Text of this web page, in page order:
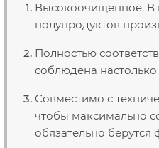
Высокоочищенное. В
полупродуктов
Полностью
соблюдена
Совместимо с
чтобы максимально
обязательно берутся